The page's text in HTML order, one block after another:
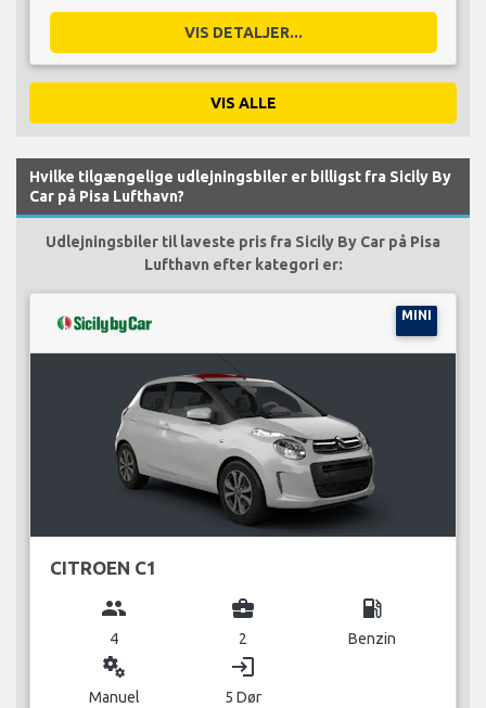
VIS DETALJER...
VIS ALLE
Hvilke tilgængelige udlejningsbiler er billigst fra Sicily By
Car på Pisa Lufthavn?
Udlejningsbiler til laveste pris fra Sicily By Car på Pisa
Lufthavn efter kategori er:
MINI
CITROEN C1
group
4
business_center
2
local_gas_station
Benzin
miscellaneous_services
Manuel
login
5 Dør